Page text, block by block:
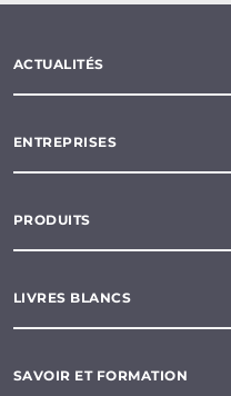
ACTUALITÉS
ENTREPRISES
PRODUITS
LIVRES BLANCS
SAVOIR ET FORMATION